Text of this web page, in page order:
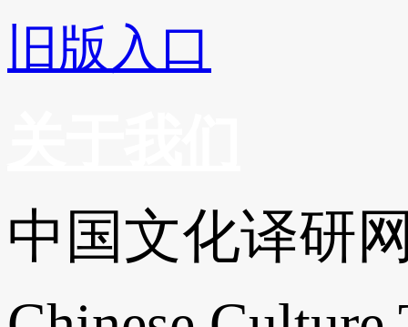
旧版入口
中国文化译研